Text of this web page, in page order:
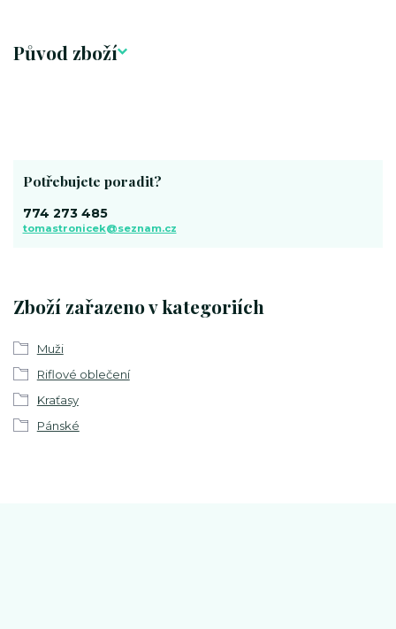
Původ zboží
Zboží zařazeno v kategoriích
Muži
Riflové oblečení
Kraťasy
Pánské
Potřebujete poradit?
774 273 485
tomastronicek@seznam.cz